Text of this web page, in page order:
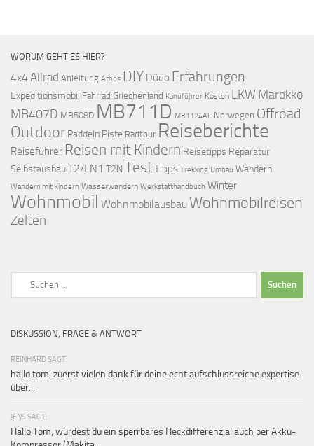
WORUM GEHT ES HIER?
4x4 Allrad Anleitung Athos DIY Düdo Erfahrungen
Expeditionsmobil Fahrrad Griechenland Kanuführer Kosten LKW Marokko
MB407D MB508D MB711D MB1124AF Norwegen Offroad
Outdoor Paddeln Piste Radtour Reiseberichte
Reiseführer Reisen mit Kindern Reisetipps Reparatur
SelbstausbauT2/LN1 T2N TestTipps Trekking Umbau Wandern
Wandern mit Kindern Wasserwandern Werkstatthandbuch Winter
Wohnmobil Wohnmobilausbau Wohnmobilreisen
Zelten
DISKUSSION, FRAGE & ANTWORT
REINHARD SAGT:
hallo tom, zuerst vielen dank für deine echt aufschlussreiche expertise
über...
JENS SAGT:
Hallo Tom, würdest du ein sperrbares Heckdifferenzial auch per Akku-